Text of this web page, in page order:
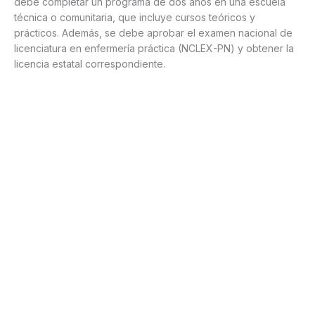
técnica o comunitaria, que incluye cursos teóricos y
prácticos. Además, se debe aprobar el examen nacional de
licenciatura en enfermería práctica (NCLEX-PN) y obtener la
licencia estatal correspondiente.